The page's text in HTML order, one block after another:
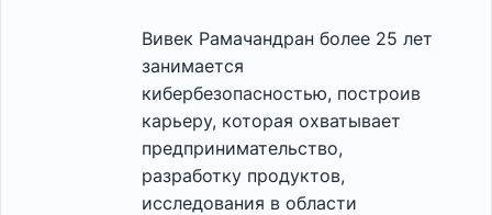
Вивек Рамачандран более 25 лет
занимается
кибербезопасностью, построив
карьеру, которая охватывает
предпринимательство,
разработку продуктов,
исследования в области